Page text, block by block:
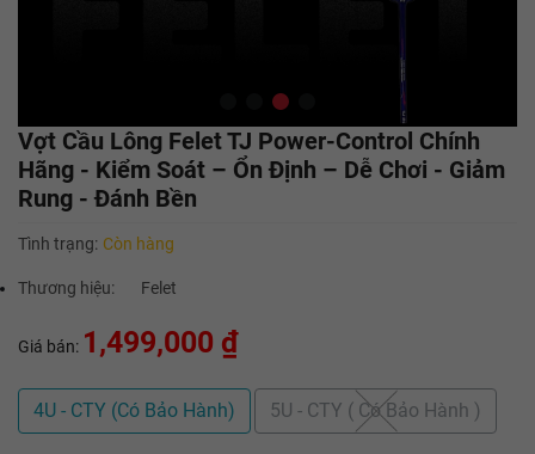
Vợt Cầu Lông Felet TJ Power-Control Chính
Hãng - Kiểm Soát – Ổn Định – Dễ Chơi - Giảm
Rung - Đánh Bền
Tình trạng: Còn hàng
Thương hiệu: Felet
Giá bán: 1,499,000 ₫
4U - CTY (Có Bảo Hành) 5U - CTY ( Có Bảo Hành )